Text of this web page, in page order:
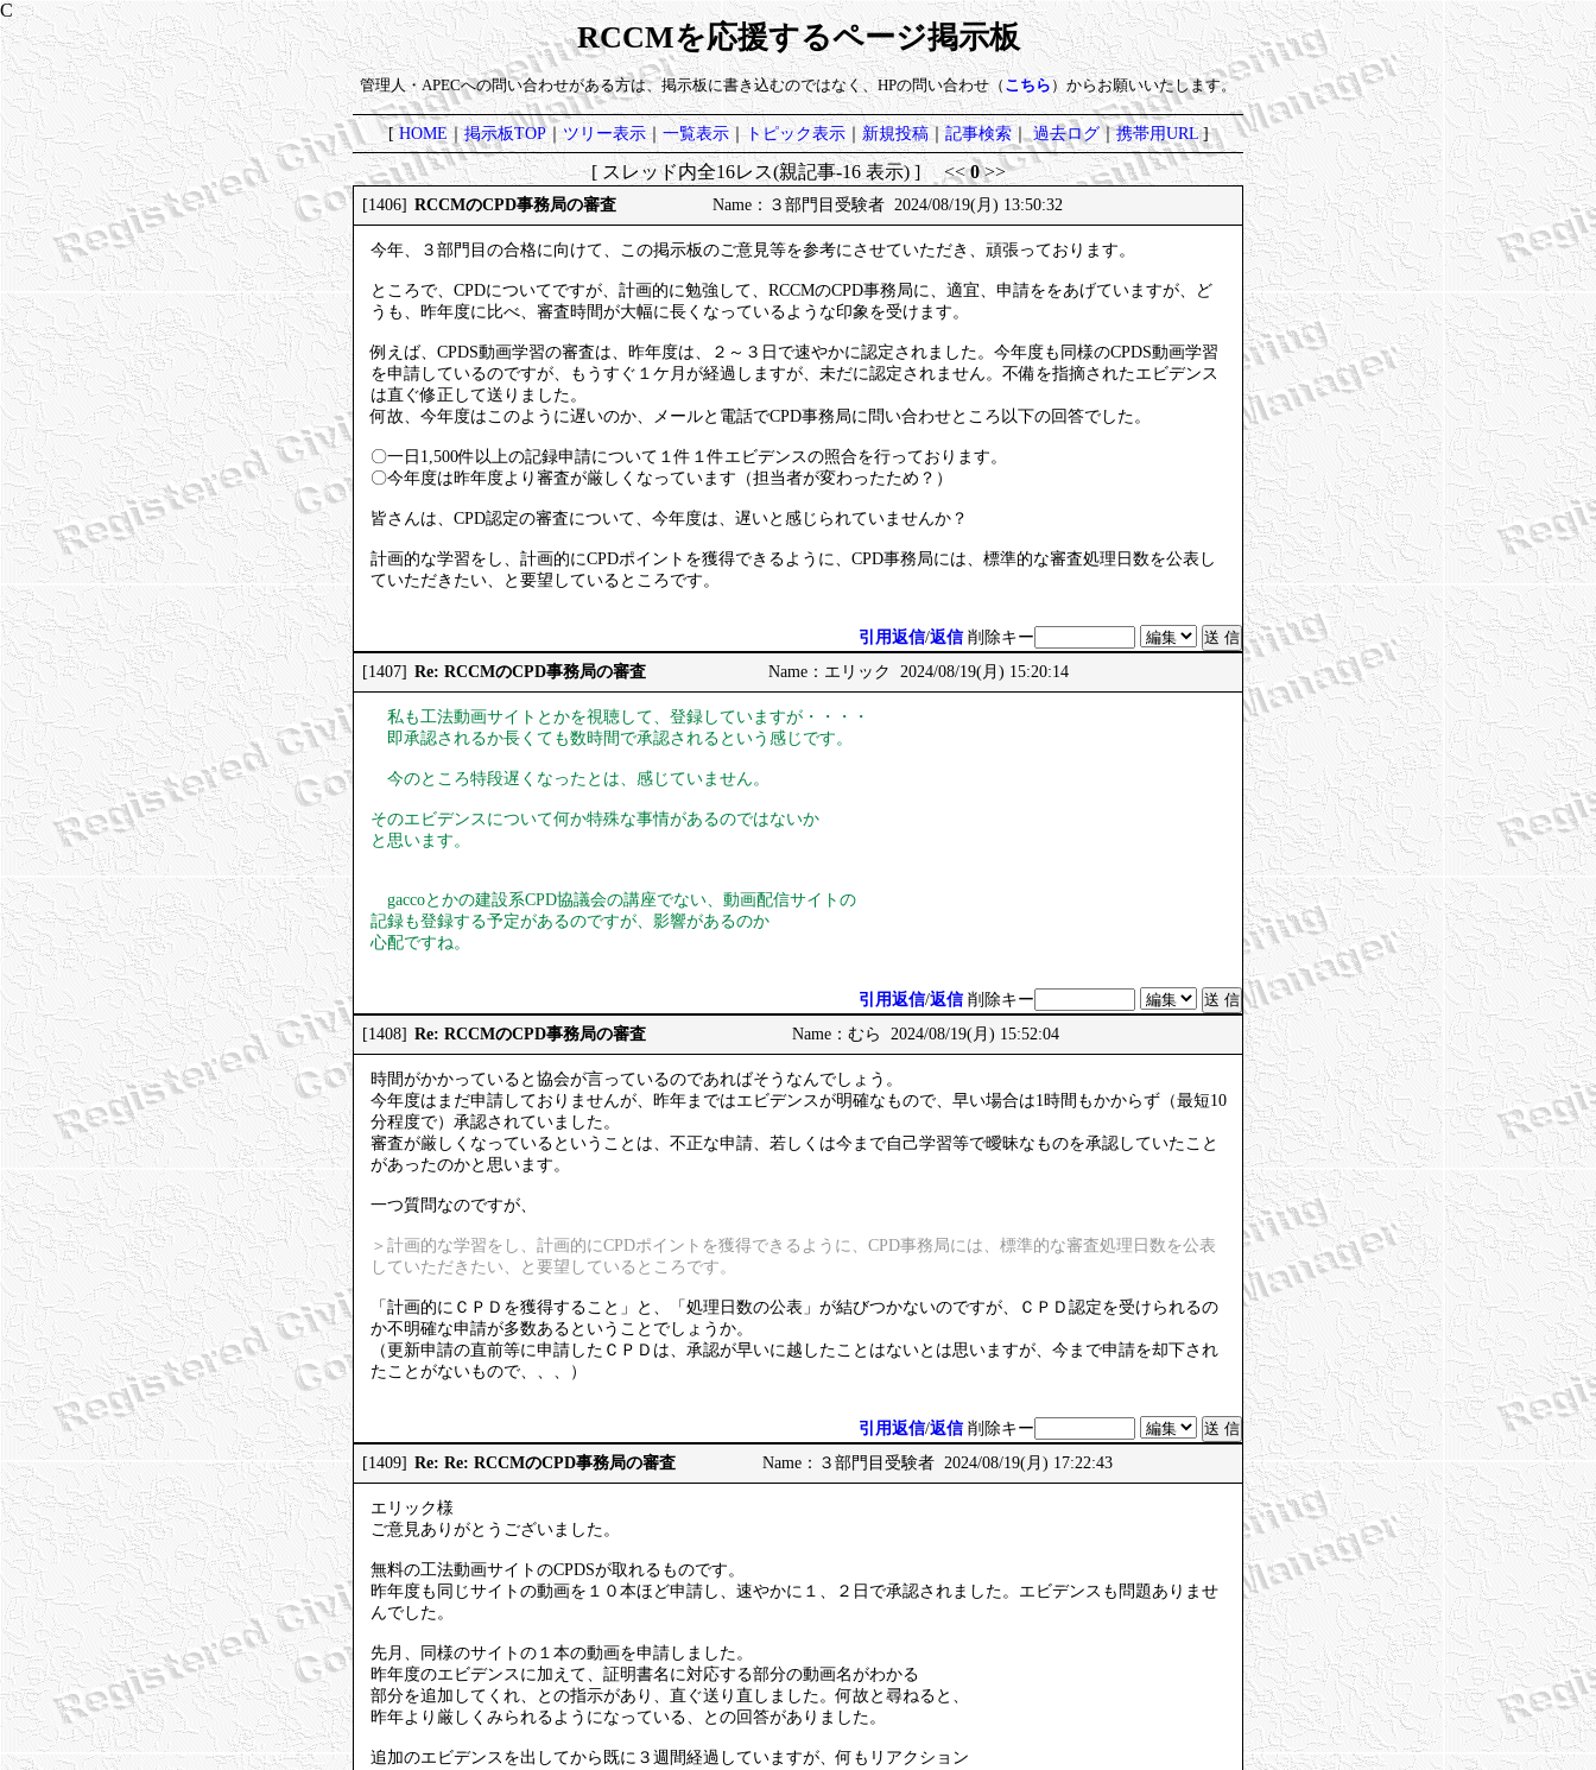
RCCMを応援するページ掲示板
管理人・APECへの問い合わせがある方は、掲示板に書き込むのではなく、HPの問い合わせ（ こちら ）からお願いいたします。
[HOME｜掲示板TOP｜ツリー表示｜ 一覧表示｜トピック表示｜ 新規投稿｜記事検索｜ 過去ログ｜携帯用URL]
[ スレッド内全16レス(親記事-16 表示) ] <<0>>
[1406] RCCMのCPD事務局の審査 Name：３部門目受験者 2024/08/19(月) 13:50:32
今年、３部門目の合格に向けて、この掲示板のご意見等を参考にさせていただき、頑張っております。
ところで、CPDについてですが、計画的に勉強して、RCCMのCPD事務局に、適宜、申請ををあげていますが、ど
うも、昨年度に比べ、審査時間が大幅に長くなっているような印象を受けます。
例えば、CPDS動画学習の審査は、昨年度は、２～３日で速やかに認定されました。今年度も同様のCPDS動画学習
を申請しているのですが、もうすぐ１ケ月が経過しますが、未だに認定されません。不備を指摘されたエビデンス
は直ぐ修正して送りました。
何故、今年度はこのように遅いのか、メールと電話でCPD事務局に問い合わせところ以下の回答でした。
〇一日1,500件以上の記録申請について１件１件エビデンスの照合を行っております。
〇今年度は昨年度より審査が厳しくなっています（担当者が変わったため？）
皆さんは、CPD認定の審査について、今年度は、遅いと感じられていませんか？
計画的な学習をし、計画的にCPDポイントを獲得できるように、CPD事務局には、標準的な審査処理日数を公表し
ていただきたい、と要望しているところです。
引用返信/返信 削除キー
[1407] Re: RCCMのCPD事務局の審査 Name：エリック 2024/08/19(月) 15:20:14
私も工法動画サイトとかを視聴して、登録していますが・・・・
即承認されるか長くても数時間で承認されるという感じです。
今のところ特段遅くなったとは、感じていません。
そのエビデンスについて何か特殊な事情があるのではないか
と思います。
gaccoとかの建設系CPD協議会の講座でない、動画配信サイトの
記録も登録する予定があるのですが、影響があるのか
心配ですね。
引用返信/返信 削除キー
[1408] Re: RCCMのCPD事務局の審査 Name：むら 2024/08/19(月) 15:52:04
時間がかかっていると協会が言っているのであればそうなんでしょう。
今年度はまだ申請しておりませんが、昨年まではエビデンスが明確なもので、早い場合は1時間もかからず（最短10
分程度で）承認されていました。
審査が厳しくなっているということは、不正な申請、若しくは今まで自己学習等で曖昧なものを承認していたこと
があったのかと思います。
一つ質問なのですが、
＞計画的な学習をし、計画的にCPDポイントを獲得できるように、CPD事務局には、標準的な審査処理日数を公表
していただきたい、と要望しているところです。
「計画的にＣＰＤを獲得すること」と、「処理日数の公表」が結びつかないのですが、ＣＰＤ認定を受けられるの
か不明確な申請が多数あるということでしょうか。
（更新申請の直前等に申請したＣＰＤは、承認が早いに越したことはないとは思いますが、今まで申請を却下され
たことがないもので、、、）
引用返信/返信 削除キー
[1409] Re: Re: RCCMのCPD事務局の審査 Name：３部門目受験者 2024/08/19(月) 17:22:43
エリック様
ご意見ありがとうございました。
無料の工法動画サイトのCPDSが取れるものです。
昨年度も同じサイトの動画を１０本ほど申請し、速やかに１、２日で承認されました。エビデンスも問題ありませ
んでした。
先月、同様のサイトの１本の動画を申請しました。
昨年度のエビデンスに加えて、証明書名に対応する部分の動画名がわかる
部分を追加してくれ、との指示があり、直ぐ送り直しました。何故と尋ねると、
昨年より厳しくみられるようになっている、との回答がありました。
追加のエビデンスを出してから既に３週間経過していますが、何もリアクション